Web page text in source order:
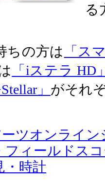
る
ちの方は
「ス
「iステラ HD
」 がそれ
ツオンライン
フィールドス
・時計